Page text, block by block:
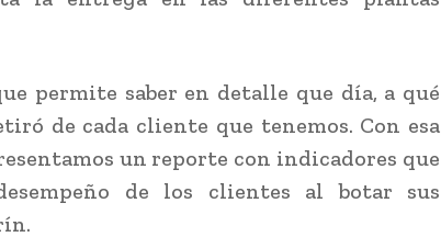
permite saber en detalle que día, a qué
de cada cliente que tenemos. Con esa
un reporte con indicadores que
de los clientes al botar sus